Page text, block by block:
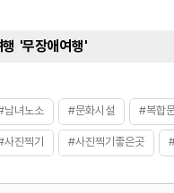
'무장애여행'
남녀노소 #문화시설 #복합
사진찍기 #사진찍기좋은곳